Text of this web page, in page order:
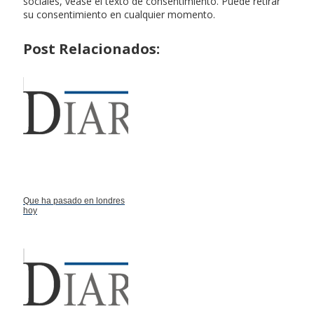
su consentimiento en cualquier momento.
Post Relacionados:
Que ha pasado en londres
hoy